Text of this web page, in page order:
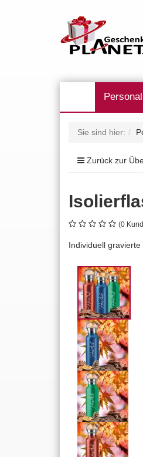
Sie sind hier:
Zurück zur
(0
Individuell